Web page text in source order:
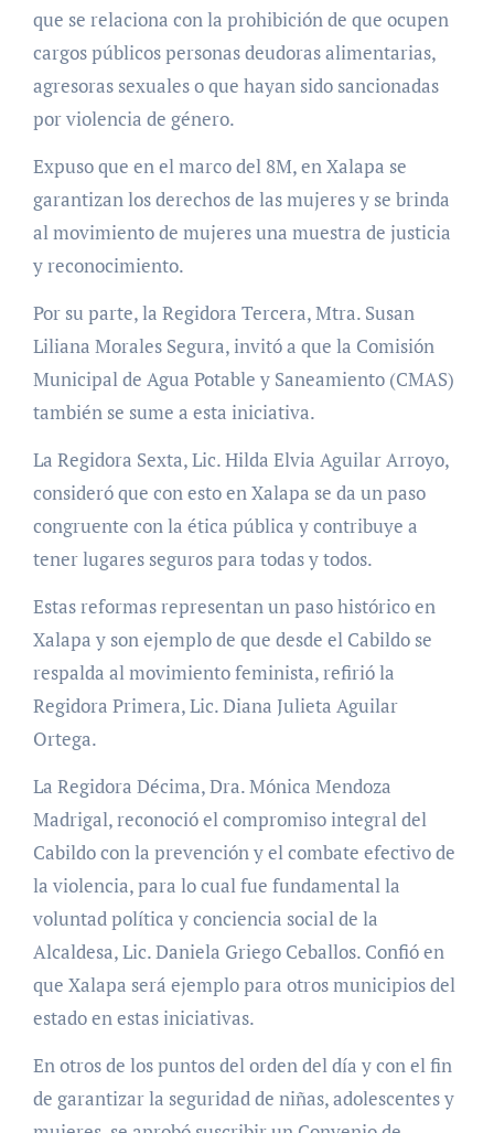
que se relaciona con la prohibición de que ocupen
cargos públicos personas deudoras alimentarias,
agresoras sexuales o que hayan sido sancionadas
por violencia de género.
Expuso que en el marco del 8M, en Xalapa se
garantizan los derechos de las mujeres y se brinda
al movimiento de mujeres una muestra de justicia
y reconocimiento.
Por su parte, la Regidora Tercera, Mtra. Susan
Liliana Morales Segura, invitó a que la Comisión
Municipal de Agua Potable y Saneamiento (CMAS)
también se sume a esta iniciativa.
La Regidora Sexta, Lic. Hilda Elvia Aguilar Arroyo,
consideró que con esto en Xalapa se da un paso
congruente con la ética pública y contribuye a
tener lugares seguros para todas y todos.
Estas reformas representan un paso histórico en
Xalapa y son ejemplo de que desde el Cabildo se
respalda al movimiento feminista, refirió la
Regidora Primera, Lic. Diana Julieta Aguilar
Ortega.
La Regidora Décima, Dra. Mónica Mendoza
Madrigal, reconoció el compromiso integral del
Cabildo con la prevención y el combate efectivo de
la violencia, para lo cual fue fundamental la
voluntad política y conciencia social de la
Alcaldesa, Lic. Daniela Griego Ceballos. Confió en
que Xalapa será ejemplo para otros municipios del
estado en estas iniciativas.
En otros de los puntos del orden del día y con el fin
de garantizar la seguridad de niñas, adolescentes y